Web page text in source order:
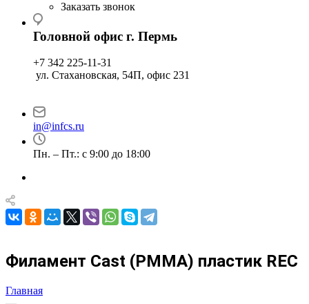
Заказать звонок
Головной офис г. Пермь
+7 342 225-11-31
ул. Стахановская, 54П, офис 231
in@infcs.ru
Пн. – Пт.: с 9:00 до 18:00
Филамент Cast (PMMA) пластик REC
Главная